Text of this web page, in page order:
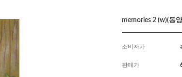
memories 2 (w)(동
소비자가
판매가